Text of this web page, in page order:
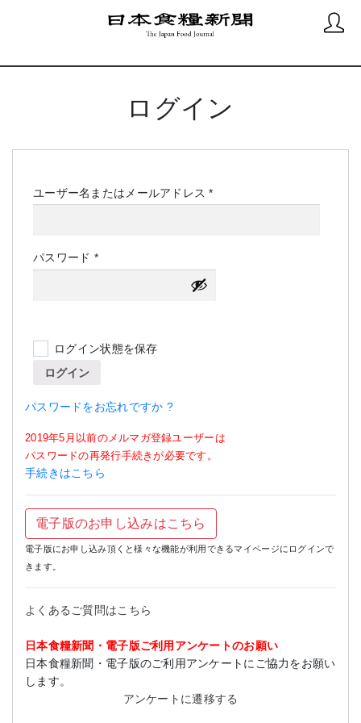
ログイン
ユーザー名またはメールアドレス*必
パスワード *必
須
ログイン状態を保存
ログイン
パスワードをお忘れですか ?
2019年5月以前のメルマガ登録ユーザーは
パスワードの再発行手続きが必要です。
手続きはこちら
電子版のお申し込みはこちら
電子版にお申し込み頂くと様々な機能が利用できるマイページにログインで
きます。
よくあるご質問はこちら
日本食糧新聞・電子版ご利用アンケートのお願い
日本食糧新聞・電子版のご利用アンケートにご協力をお願い
します。
アンケートに遷移する